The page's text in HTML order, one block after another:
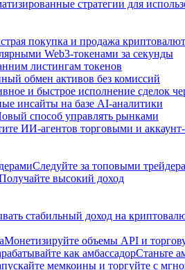
стратегии для
покупка и продажа
Web3-токенами за секунды
листингам токенов
обмен активов без комиссий
и быстрое исполнение сделок
инсайты на базе AI-аналитики
способ управлять рынками
ИИ-агентов торговыми и
Следуйте за топовыми
высокий доход
стабильный доход на
Монетизируйте объемы API и
как амбассадорСтаньте
мемкоины и торгуйте с